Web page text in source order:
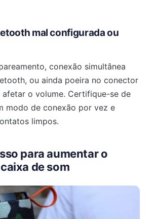
mal configurada ou
conexão simultânea
ou ainda poeira no conector
o volume. Certifique-se de
modo de conexão por vez e
limpos.
para aumentar o
de som